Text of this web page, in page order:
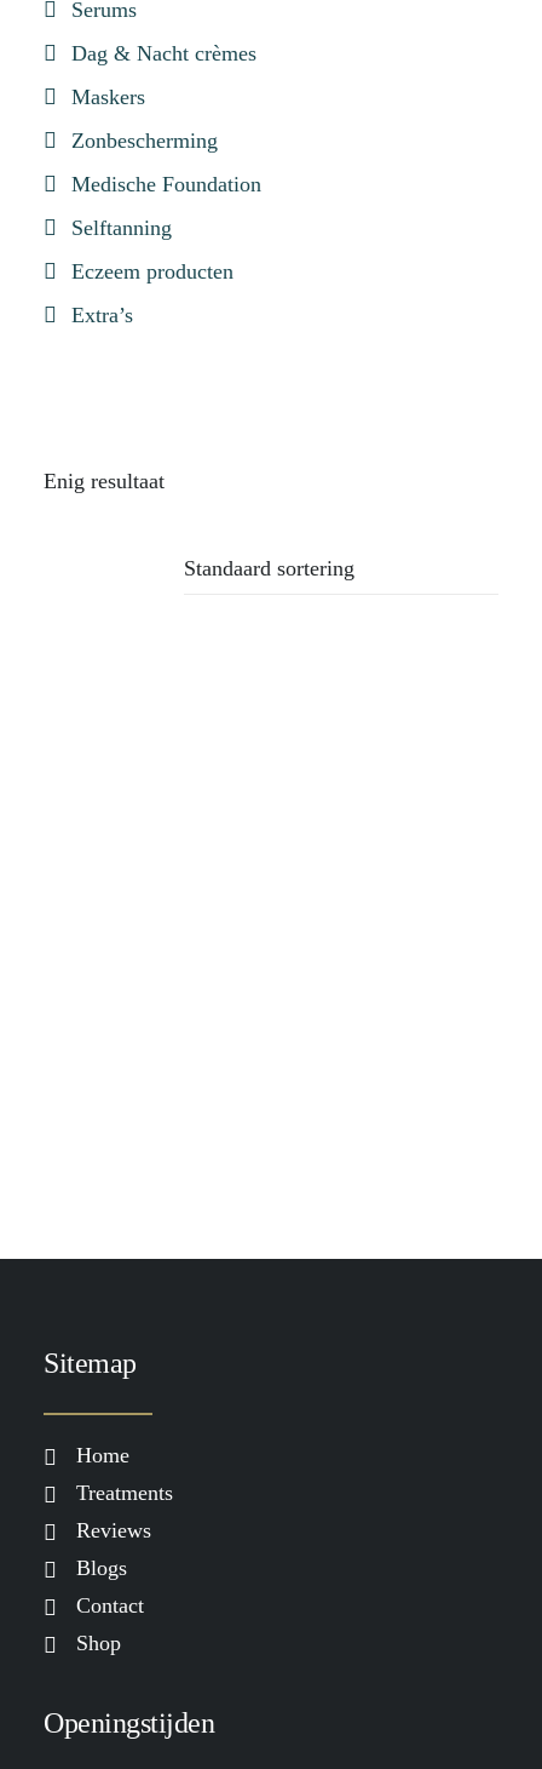
Serums
Dag & Nacht crèmes
Maskers
Zonbescherming
Medische Foundation
Selftanning
Eczeem producten
Extra’s
Enig resultaat
Sitemap
Home
Treatments
Reviews
Blogs
Contact
Shop
Openingstijden